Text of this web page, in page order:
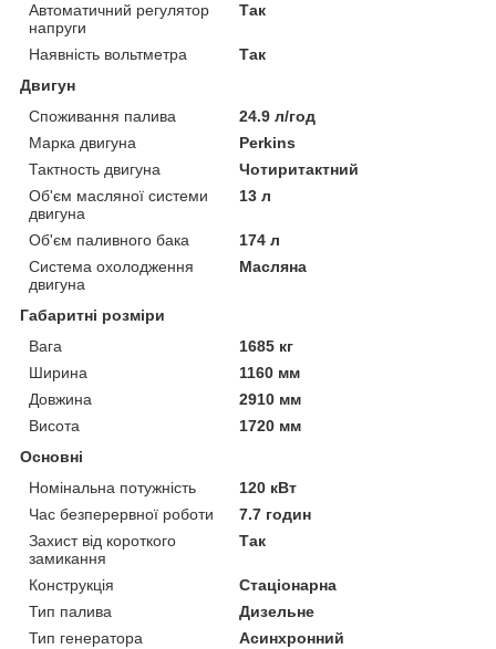
Автоматичний регулятор
напруги
Так
Наявність вольтметра
Так
Двигун
Споживання палива
24.9 л/год
Марка двигуна
Perkins
Тактность двигуна
Чотиритактний
Об'єм масляної системи
двигуна
13 л
Об'єм паливного бака
174 л
Система охолодження
двигуна
Масляна
Габаритні розміри
Вага
1685 кг
Ширина
1160 мм
Довжина
2910 мм
Висота
1720 мм
Основні
Номінальна потужність
120 кВт
Час безперервної роботи
7.7 годин
Захист від короткого
замикання
Так
Конструкція
Стаціонарна
Тип палива
Дизельне
Тип генератора
Асинхронний